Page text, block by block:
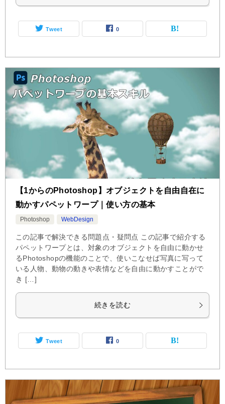
Tweet 0
【1からのPhotoshop】オブジェクトを自由自在に
動かすパペットワープ｜使い方の基本
Photoshop WebDesign
この記事で解決できる問題点・疑問点 この記事で紹介する
パペットワープとは、対象のオブジェクトを自由に動かせ
るPhotoshopの機能のことで、使いこなせば写真に写って
いる人物、動物の動きや表情などを自由に動かすことがで
き […]
続きを読む
Tweet 0